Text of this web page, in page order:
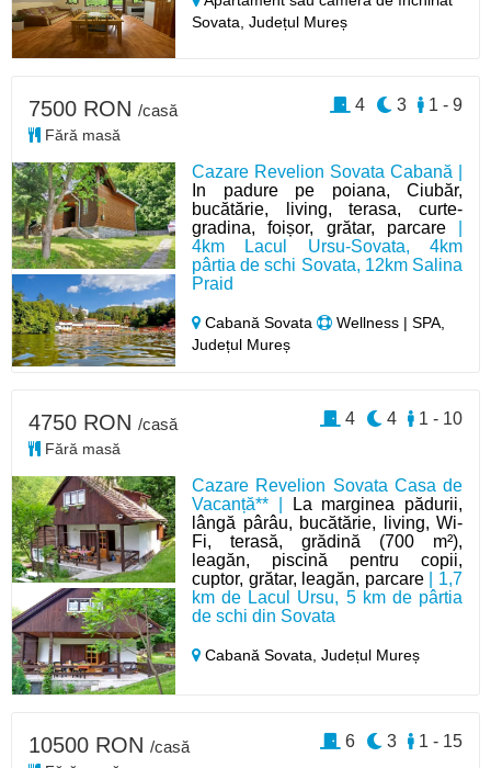
Sovata,Județul Mureș
Cazare Revelion Sovata Cabană |
In padure pe poiana, Ciubăr,
bucătărie, living, terasa, curte-
gradina, foișor, grătar, parcare|
4km Lacul Ursu-Sovata, 4km
pârtia de schi Sovata, 12km Salina
Praid
Cabană Sovata
Wellness | SPA,
Județul Mureș
7500 RON /casă
Fără masă
1 - 9
3
4
Cazare Revelion Sovata Casa de
Vacanță** |
La marginea pădurii,
lângă pârâu, bucătărie, living, Wi-
Fi, terasă, grădină (700 m²),
leagăn, piscină pentru copii,
cuptor, grătar, leagăn, parcare| 1,7
km de Lacul Ursu, 5 km de pârtia
de schi din Sovata
Cabană Sovata,Județul Mureș
4750 RON /casă
Fără masă
1 - 10
4
4
10500 RON /casă 1 - 15
3
6